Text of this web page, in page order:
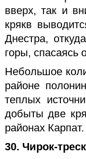
вверх, так и
крякв
Днестра,
горы, спасаясь
Небольшое
районе
теплых
добыты две
районах Карпат.
30. Чирок-